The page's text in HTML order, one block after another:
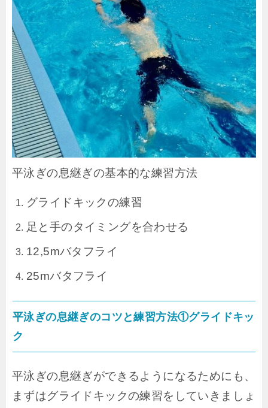
平泳ぎの息継ぎの基本的な練習方法
グライドキックの練習
足と手のタイミングを合わせる
12,5mバタフライ
25mバタフライ
平泳ぎの息継ぎのコツと練習方法①グライドキッ
ク
平泳ぎの息継ぎができるようになるためにも、
まずはグライドキックの練習をしていきましょ